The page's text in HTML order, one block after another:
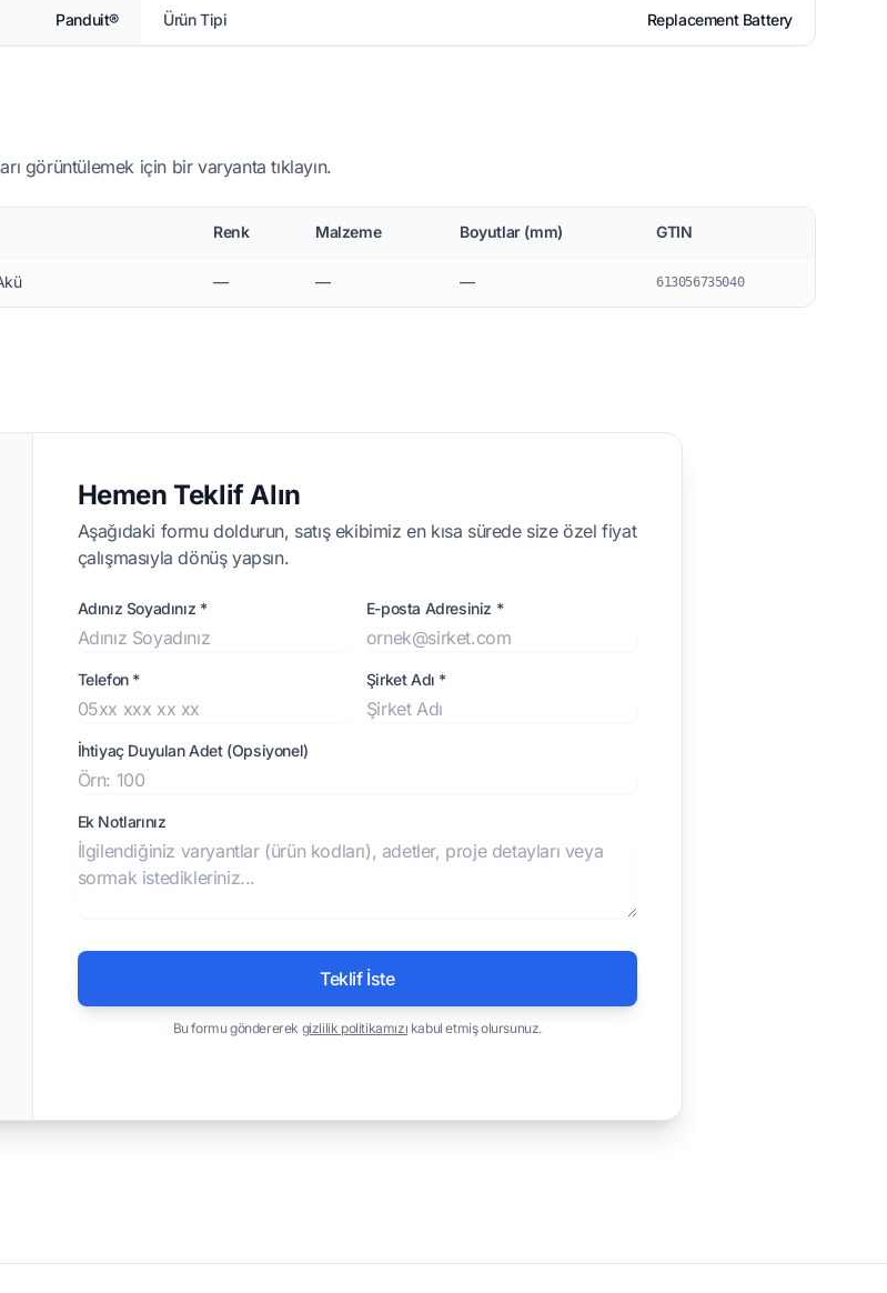
Panduit® Ürün Tipi Replacement Battery
görüntülemek için bir varyanta tıklayın.
Renk Malzeme Boyutlar (mm) GTIN
— — — 613056735040
Hemen Teklif Alın
Aşağıdaki formu doldurun, satış ekibimiz en kısa sürede size özel fiyat
çalışmasıyla dönüş yapsın.
Adınız Soyadınız * E-posta Adresiniz *
Telefon * Şirket Adı *
İhtiyaç Duyulan Adet (Opsiyonel)
Ek Notlarınız
Teklif İste
Bu formu göndererek gizlilik politikamızı kabul etmiş olursunuz.